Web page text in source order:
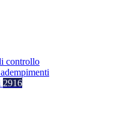
controllo
2916